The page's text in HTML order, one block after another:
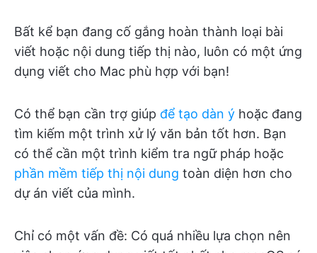
Bất kể bạn đang cố gắng hoàn thành loại bài
viết hoặc nội dung tiếp thị nào, luôn có một ứng
dụng viết cho Mac phù hợp với bạn!
Có thể bạn cần trợ giúp để tạo dàn ý hoặc đang
tìm kiếm một trình xử lý văn bản tốt hơn. Bạn
có thể cần một trình kiểm tra ngữ pháp hoặc
phần mềm tiếp thị nội dung toàn diện hơn cho
dự án viết của mình.
Chỉ có một vấn đề: Có quá nhiều lựa chọn nên